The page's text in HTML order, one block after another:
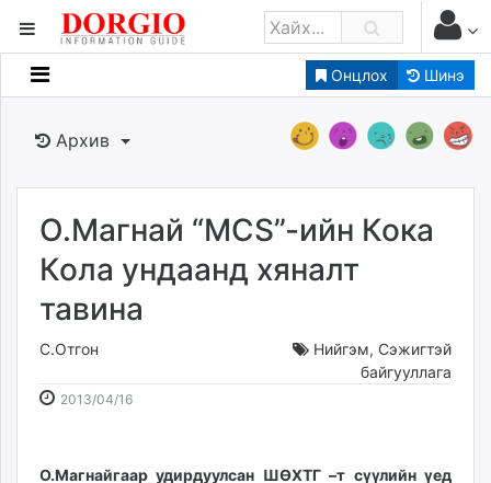
Онцлох Шинэ
Мэдээллийн
Банк санхүү
Бизнес ААН
Төрийн
dorgio.mn
Gogo.mn
news.mn
Архив
О.Магнай “MCS”-ийн Кока
Кола ундаанд хяналт
тавина
С.Отгон Нийгэм, Сэжигтэй
байгууллага
2013/04/162013-
16:30:20
2026-
03:33:53
О.Магнайгаар удирдуулсан ШӨХТГ –т сүүлийн үед